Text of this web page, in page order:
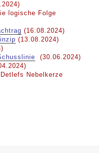
logische Folge
(16.08.2024)
(13.08.2024)
(30.06.2024)
Nebelkerze